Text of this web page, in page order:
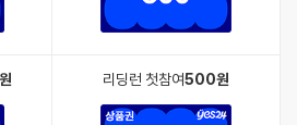
리딩런 첫참여500원